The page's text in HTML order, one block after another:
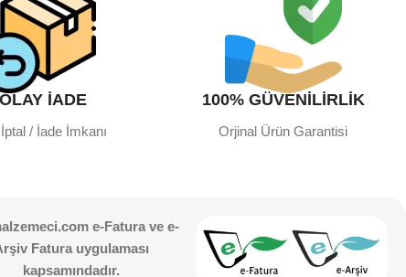
konfor katın.
dekorasyonuna kadar yüzlerce ürün seçeneğini keşfedin.
İADE
/ İade İmkanı
100% GÜVENİLİRLİK
Orjinal Ürün Garantisi
e-Fatura ve e-
Fatura uygulaması
kapsamındadır.